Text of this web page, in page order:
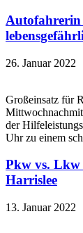
26. Januar 2022
Großeinsatz für
der
Uhr zu einem
Pkw vs. Lkw
Harrislee
13. Januar 2022